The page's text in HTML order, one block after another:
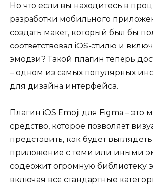
Но что если вы находитесь в
разработки мобильного
создать макет, который был бы
соответствовал iOS-стилю и
эмодзи? Такой плагин теперь
– одном из самых популярных
для дизайна интерфейса.
Плагин iOS Emoji для Figma – это
средство, которое позволяет
представить, как будет
приложение с теми или иными
содержит огромную библиотеку
включая все стандартные